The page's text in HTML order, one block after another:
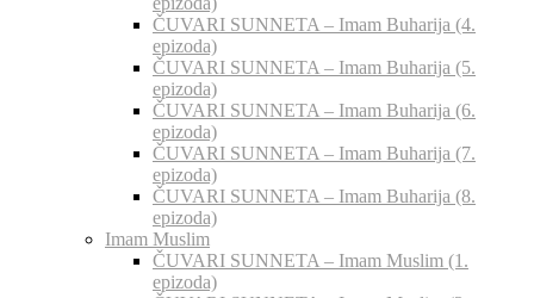
ČUVARI SUNNETA – Imam Buharija (4.
epizoda)
ČUVARI SUNNETA – Imam Buharija (5.
epizoda)
ČUVARI SUNNETA – Imam Buharija (6.
epizoda)
ČUVARI SUNNETA – Imam Buharija (7.
epizoda)
ČUVARI SUNNETA – Imam Buharija (8.
epizoda)
Imam Muslim
ČUVARI SUNNETA – Imam Muslim (1.
epizoda)